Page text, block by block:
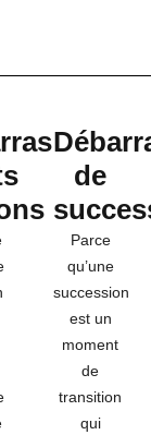
de
Parce
qu’une
succession
est un
moment
de
transition
qui